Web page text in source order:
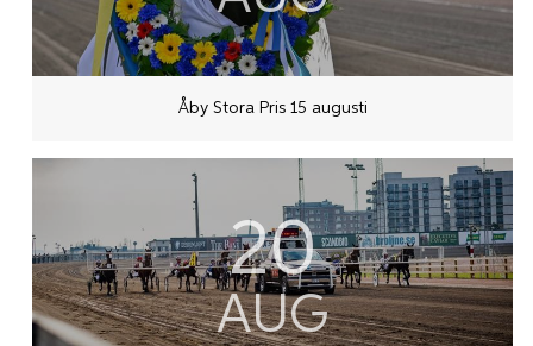
Åby Stora Pris 15 augusti
20
AUG